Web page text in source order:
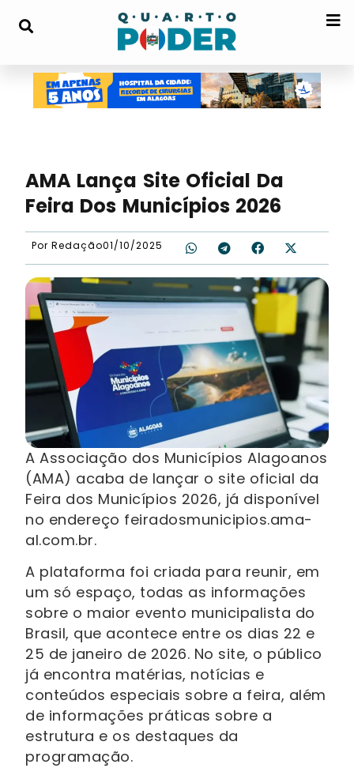
AMA Lança Site Oficial Da
Feira Dos Municípios 2026
Por Redação01/10/2025
A Associação dos Municípios Alagoanos
(AMA) acaba de lançar o site oficial da
Feira dos Municípios 2026, já disponível
no endereço feiradosmunicipios.ama-
al.com.br.
A plataforma foi criada para reunir, em
um só espaço, todas as informações
sobre o maior evento municipalista do
Brasil, que acontece entre os dias 22 e
25 de janeiro de 2026. No site, o público
já encontra matérias, notícias e
conteúdos especiais sobre a feira, além
de informações práticas sobre a
estrutura e os destaques da
programação.